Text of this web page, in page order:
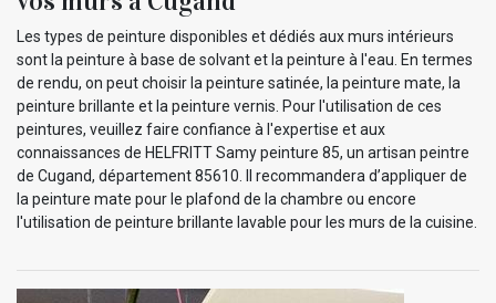
Les types de peinture disponibles et dédiés aux murs intérieurs
sont la peinture à base de solvant et la peinture à l'eau. En termes
de rendu, on peut choisir la peinture satinée, la peinture mate, la
peinture brillante et la peinture vernis. Pour l'utilisation de ces
peintures, veuillez faire confiance à l'expertise et aux
connaissances de HELFRITT Samy peinture 85, un artisan peintre
de Cugand, département 85610. Il recommandera d’appliquer de
la peinture mate pour le plafond de la chambre ou encore
l'utilisation de peinture brillante lavable pour les murs de la cuisine.